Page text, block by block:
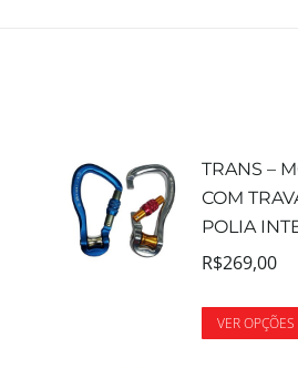
TRANS –
COM
POLIA
R$269,00
VER OPÇÕES